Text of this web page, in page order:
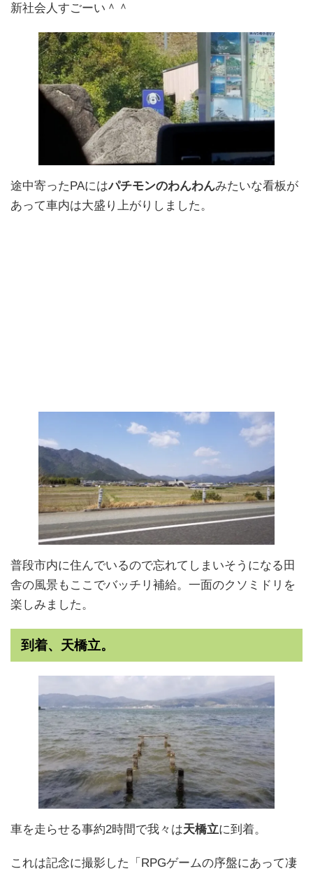
新社会人すごーい＾＾
途中寄ったPAにはパチモンのわんわんみたいな看板が
あって車内は大盛り上がりしました。
普段市内に住んでいるので忘れてしまいそうになる田
舎の風景もここでバッチリ補給。一面のクソミドリを
楽しみました。
到着、天橋立。
車を走らせる事約2時間で我々は天橋立に到着。
これは記念に撮影した「RPGゲームの序盤にあって凄